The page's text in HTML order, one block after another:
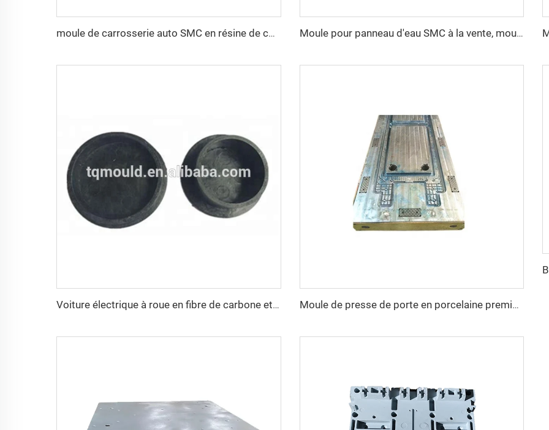
moule de carrosserie auto SMC en résine de compression bien vendu Moule pour panneau d'eau SMC à la vente, moule de compression SMC avec prix compétitif
Voiture électrique à roue en fibre de carbone et moule SMC Moule de presse de porte en porcelaine premium